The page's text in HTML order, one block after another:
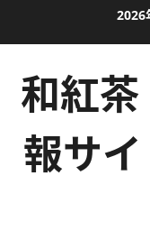
2026
和紅茶
報サ